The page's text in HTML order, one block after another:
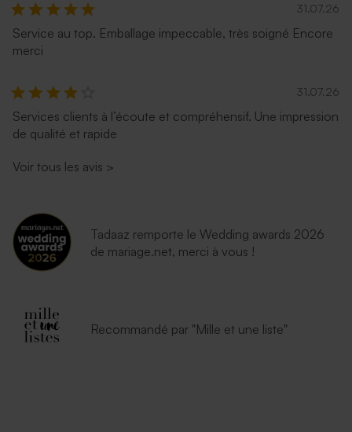
31.07.26
Service au top. Emballage impeccable, très soigné Encore
merci
31.07.26
Services clients à l’écoute et compréhensif. Une impression
de qualité et rapide
Voir tous les avis >
Tadaaz remporte le Wedding awards 2026
de mariage.net, merci à vous !
Recommandé par "Mille et une liste"